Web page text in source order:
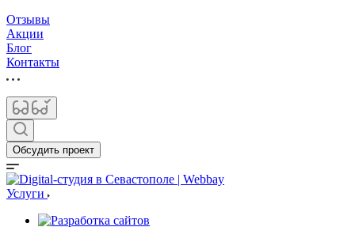
Отзывы
Акции
Блог
Контакты
Обсудить проект
Услуги